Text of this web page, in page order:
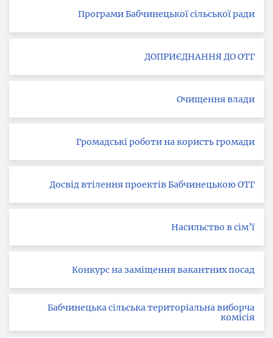
Програми Бабчинецької сільської ради
ДОПРИЄДНАННЯ ДО ОТГ
Очищення влади
Громадські роботи на користь громади
Досвід втілення проектів Бабчинецькою ОТГ
Насильство в сім’ї
Конкурс на заміщення вакантних посад
Бабчинецька сільська територіальна виборча
комісія